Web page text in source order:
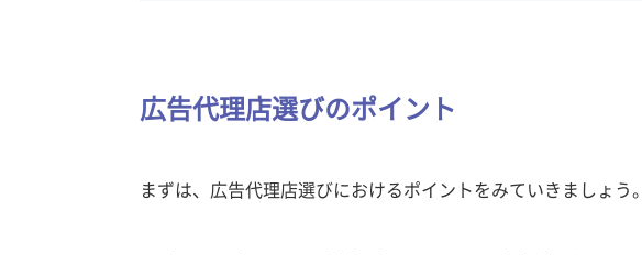
広告代理店選びのポイント
まずは、広告代理店選びにおけるポイントをみていきましょう。